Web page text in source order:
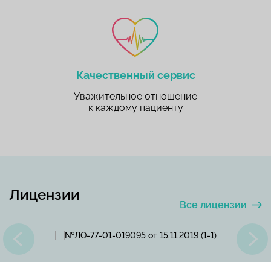
Качественный сервис
Уважительное отношение
к каждому пациенту
Лицензии
Все лицензии